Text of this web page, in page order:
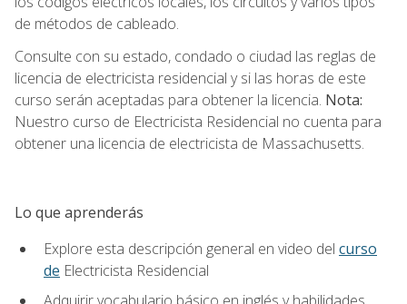
de métodos de cableado.
Consulte con su estado, condado o ciudad las reglas de
licencia de electricista residencial y si las horas de este
curso serán aceptadas para obtener la licencia. Nota:
Nuestro curso de Electricista Residencial no cuenta para
obtener una licencia de electricista de Massachusetts.
Lo que aprenderás
Explore esta descripción general en video del curso
de Electricista Residencial
Adquirir vocabulario básico en inglés y habilidades